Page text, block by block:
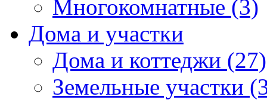
Многокомнатные (3)
Дома и участки
Дома и коттеджи (27)
Земельные участки